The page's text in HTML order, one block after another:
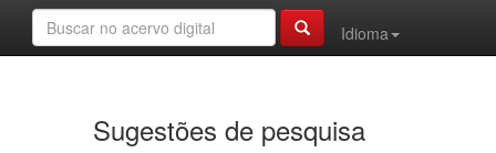
Idioma
Sugestões de pesquisa